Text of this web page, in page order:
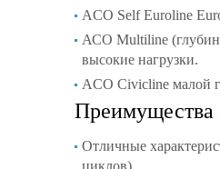
ACO Self Euroline
АСО Multiline
высокие нагрузки.
ACO Civicline малой
Преимущества
Отличные